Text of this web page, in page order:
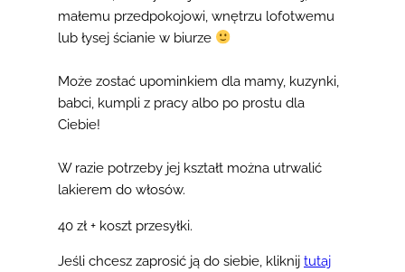
małemu przedpokojowi, wnętrzu lofotwemu
lub łysej ścianie w biurze
Może zostać upominkiem dla mamy, kuzynki,
babci, kumpli z pracy albo po prostu dla
Ciebie!
W razie potrzeby jej kształt można utrwalić
lakierem do włosów.
40 zł + koszt przesyłki.
Jeśli chcesz zaprosić ją do siebie, kliknij tutaj